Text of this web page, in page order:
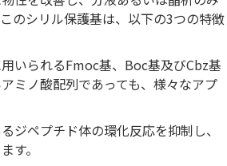
のシリル保護基は、以下の3つの特徴
いられるFmoc基、Boc基及びCbz基
ミノ酸配列であっても、様々なアプ
ジペプチド体の環化反応を抑制し、
す。